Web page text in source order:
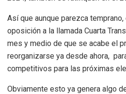
Así que aunque parezca
oposición a la llamada Cuarta
mes y medio de que se acabe el
reorganizarse ya desde ahora,
competitivos para las próximas
Obviamente esto ya genera algo